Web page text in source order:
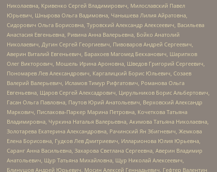
Николаевна, Кривенко Сергей Владимирович, Милославский Павел
Юрьевич, Шнырова Ольга Вадимовна, Чанышева Лилия Айратовна,
Сидорович Ольга Борисовна, Туровский Александр Алексеевич, Васильева
Анастасия Евгеньевна, Ривина Анна Валерьевна, Бойко Анатолий
Николаевич, Дугин Сергей Георгиевич, Пивоваров Андрей Сергеевич,
Аверин Виталий Евгеньевич, Барахоев Магомед Бекханович, Шарипков
Олег Викторович, Мошель Ирина Ароновна, Шведов Григорий Сергеевич,
Пономарев Лев Александрович, Каргалицкий Борис Юльевич, Созаев
Валерий Валерьевич, Исламов Тимур Рифгатович, Романова Ольга
Евгеньевна, Щаров Сергей Алексадрович, Цирульников Борис Альбертович,
Гасан Ольга Павловна, Паутов Юрий Анатольевич, Верховский Александр
Маркович, Пислакова-Паркер Марина Петровна, Кочеткова Татьяна
Владимировна, Чуркина Наталья Валерьевна, Акимова Татьяна Николаевна,
Золотарева Екатерина Александровна, Рачинский Ян Збигневич, Жемкова
Елена Борисовна, Гудков Лев Дмитриевич, Илларионова Юлия Юрьевна,
Саранг Анна Васильевна, Захарова Светлана Сергеевна, Аверин Владимир
Анатольевич, Щур Татьяна Михайловна, Щур Николай Алексеевич,
Блинушов Андрей Юрьевич, Мосин Алексей Геннадьевич, Гефтер Валентин